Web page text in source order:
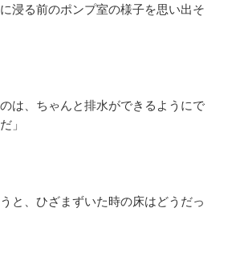
浸る前のポンプ室の様子を思い出そ
のは、ちゃんと排水ができるようにで
」
と、ひざまずいた時の床はどうだっ